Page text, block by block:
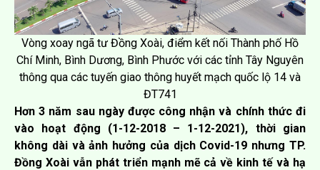
Vòng xoay ngã tư Đồng Xoài, điểm kết nối Thành phố Hồ
Chí Minh, Bình Dương, Bình Phước với các tỉnh Tây Nguyên
thông qua các tuyến giao thông huyết mạch quốc lộ 14 và
ĐT741
Hơn 3 năm sau ngày được công nhận và chính thức đi
vào hoạt động (1-12-2018 – 1-12-2021), thời gian
không dài và ảnh hưởng của dịch Covid-19 nhưng TP.
Đồng Xoài vẫn phát triển mạnh mẽ cả về kinh tế và hạ